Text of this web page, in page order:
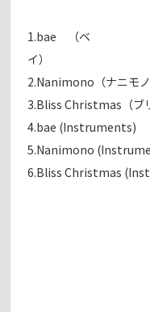
1.bae （ベ
2.Nanimono（ナニモノ
3.Bliss Christmas（ブ
4.bae (Instruments)
5.Nanimono
6.Bliss Christmas